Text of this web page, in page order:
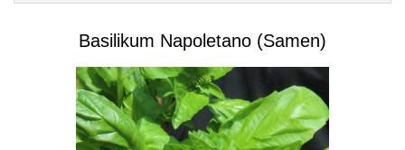
Basilikum Napoletano (Samen)